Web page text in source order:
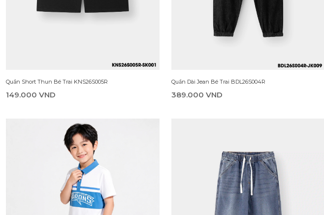
Quần Short Thun Bé Trai KNS26S005R
149.000 VND
Quần Dài Jean Bé Trai BDL26S004R
389.000 VND